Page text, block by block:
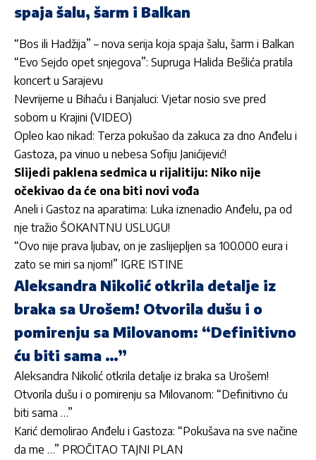
spaja šalu, šarm i Balkan
“Bos ili Hadžija” – nova serija koja spaja šalu, šarm i Balkan
“Evo Sejdo opet snjegova”: Supruga Halida Bešlića pratila
koncert u Sarajevu
Nevrijeme u Bihaću i Banjaluci: Vjetar nosio sve pred
sobom u Krajini (VIDEO)
Opleo kao nikad: Terza pokušao da zakuca za dno Anđelu i
Gastoza, pa vinuo u nebesa Sofiju Janićijević!
Slijedi paklena sedmica u rijalitiju: Niko nije
očekivao da će ona biti novi vođa
Aneli i Gastoz na aparatima: Luka iznenadio Anđelu, pa od
nje tražio ŠOKANTNU USLUGU!
“Ovo nije prava ljubav, on je zaslijepljen sa 100.000 eura i
zato se miri sa njom!” IGRE ISTINE
Aleksandra Nikolić otkrila detalje iz
braka sa Urošem! Otvorila dušu i o
pomirenju sa Milovanom: “Definitivno
ću biti sama …”
Aleksandra Nikolić otkrila detalje iz braka sa Urošem!
Otvorila dušu i o pomirenju sa Milovanom: “Definitivno ću
biti sama …”
Karić demolirao Anđelu i Gastoza: “Pokušava na sve načine
da me …” PROČITAO TAJNI PLAN